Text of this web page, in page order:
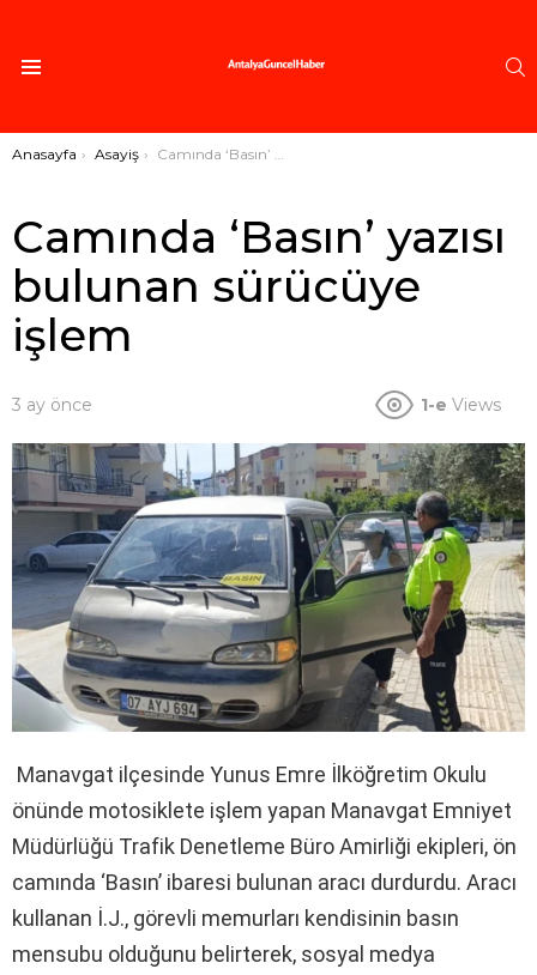
Buradasınız:
Anasayfa Asayiş Camında ‘Basın’ yazısı bulunan sürücüye işlem
Camında ‘Basın’ yazısı
bulunan sürücüye
işlem
3 ay önce 1-e Views
Manavgat ilçesinde Yunus Emre İlköğretim Okulu
önünde motosiklete işlem yapan Manavgat Emniyet
Müdürlüğü Trafik Denetleme Büro Amirliği ekipleri, ön
camında ‘Basın’ ibaresi bulunan aracı durdurdu. Aracı
kullanan İ.J., görevli memurları kendisinin basın
mensubu olduğunu belirterek, sosyal medya